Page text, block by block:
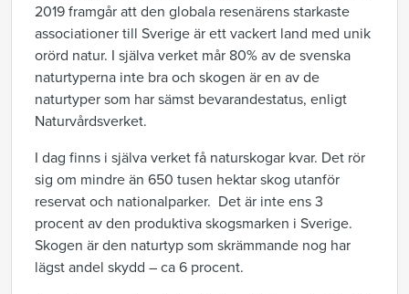
2019 framgår att den globala resenärens starkaste
associationer till Sverige är ett vackert land med unik
orörd natur. I själva verket mår 80% av de svenska
naturtyperna inte bra och skogen är en av de
naturtyper som har sämst bevarandestatus, enligt
Naturvårdsverket.
I dag finns i själva verket få naturskogar kvar. Det rör
sig om mindre än 650 tusen hektar skog utanför
reservat och nationalparker. Det är inte ens 3
procent av den produktiva skogsmarken i Sverige.
Skogen är den naturtyp som skrämmande nog har
lägst andel skydd – ca 6 procent.